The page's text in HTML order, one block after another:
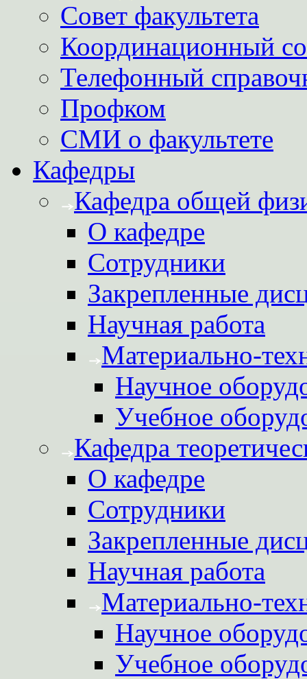
Совет факультета
Координационный
Телефонный
Профком
СМИ о факультете
Кафедры
Кафедра общей
О кафедре
Сотрудники
Закрепленные
Научная работа
Материально-
Научное
Учебное
Кафедра
О кафедре
Сотрудники
Закрепленные
Научная работа
Материально-
Научное
Учебное